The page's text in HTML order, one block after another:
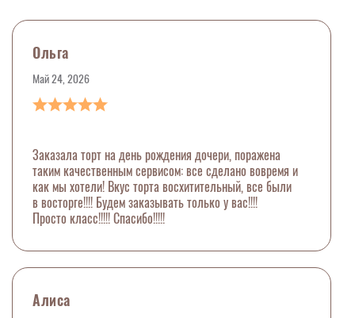
Ольга
Май 24, 2026
Заказала торт на день рождения дочери, поражена
таким качественным сервисом: все сделано вовремя и
как мы хотели! Вкус торта восхитительный, все были
в восторге!!!! Будем заказывать только у вас!!!!
Просто класс!!!!! Спасибо!!!!!
Алиса